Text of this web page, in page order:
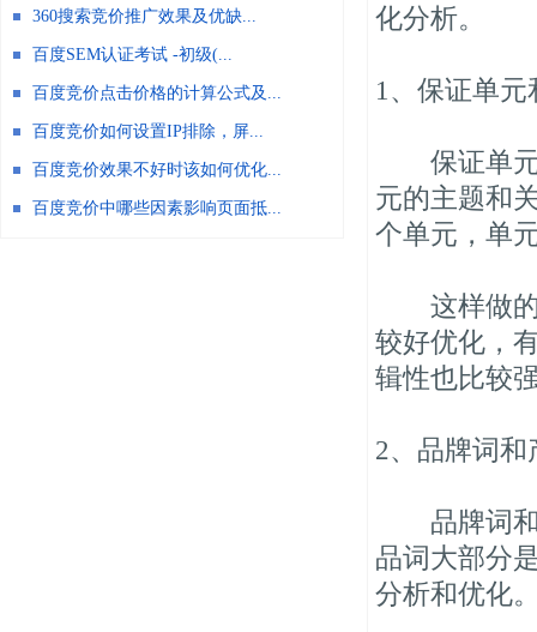
化分析。
1、保证单
保证单元
元的主题和
个单元，单
这样做的
较好优化，
辑性也比较
2、品牌词
品牌词和
品词大部分
分析和优化
360搜索竞价推广效果及优缺...
百度SEM认证考试 -初级(...
百度竞价点击价格的计算公式及...
百度竞价如何设置IP排除，屏...
百度竞价效果不好时该如何优化...
百度竞价中哪些因素影响页面抵...